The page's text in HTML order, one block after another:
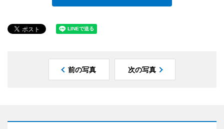
前の写真 次の写真